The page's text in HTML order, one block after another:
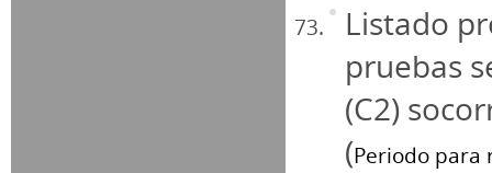
Listado
pruebas
(C2)
(Periodo para